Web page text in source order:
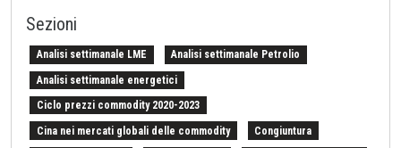
Sezioni
Analisi settimanale LME Analisi settimanale Petrolio
Analisi settimanale energetici
Ciclo prezzi commodity 2020-2023
Cina nei mercati globali delle commodity Congiuntura